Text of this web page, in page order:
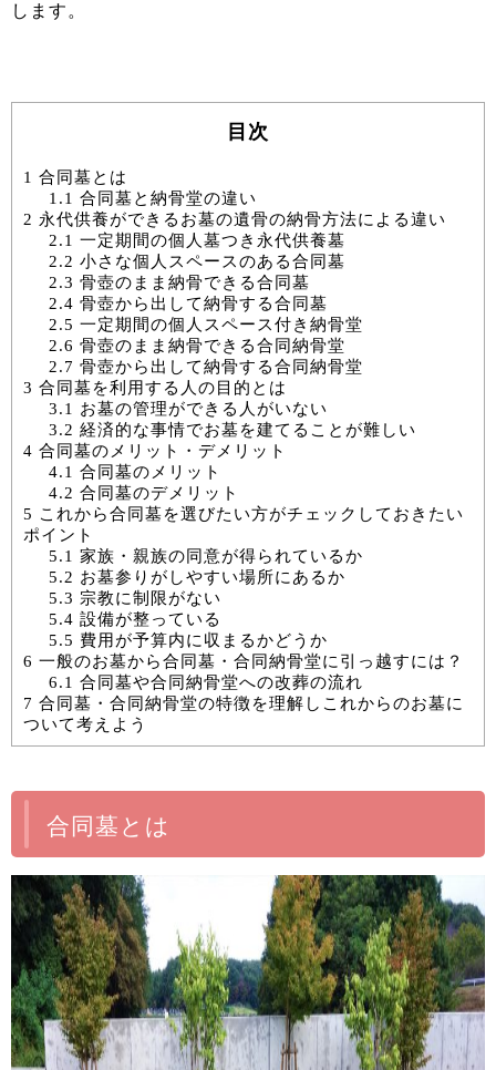
します。
目次
1 合同墓とは
1.1 合同墓と納骨堂の違い
2 永代供養ができるお墓の遺骨の納骨方法による違い
2.1 一定期間の個人墓つき永代供養墓
2.2 小さな個人スペースのある合同墓
2.3 骨壺のまま納骨できる合同墓
2.4 骨壺から出して納骨する合同墓
2.5 一定期間の個人スペース付き納骨堂
2.6 骨壺のまま納骨できる合同納骨堂
2.7 骨壺から出して納骨する合同納骨堂
3 合同墓を利用する人の目的とは
3.1 お墓の管理ができる人がいない
3.2 経済的な事情でお墓を建てることが難しい
4 合同墓のメリット・デメリット
4.1 合同墓のメリット
4.2 合同墓のデメリット
5 これから合同墓を選びたい方がチェックしておきたい
ポイント
5.1 家族・親族の同意が得られているか
5.2 お墓参りがしやすい場所にあるか
5.3 宗教に制限がない
5.4 設備が整っている
5.5 費用が予算内に収まるかどうか
6 一般のお墓から合同墓・合同納骨堂に引っ越すには？
6.1 合同墓や合同納骨堂への改葬の流れ
7 合同墓・合同納骨堂の特徴を理解しこれからのお墓に
ついて考えよう
合同墓とは